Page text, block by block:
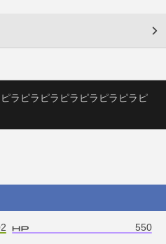
ラピラピラピラピラピラピラピ
550